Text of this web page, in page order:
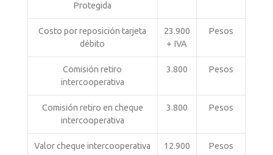
Protegida
Costo por reposición tarjeta
débito
23.900
+ IVA
Pesos
Comisión retiro
intercooperativa
3.800 Pesos
Comisión retiro en cheque
intercooperativa
3.800 Pesos
Valor cheque intercooperativa 12.900 Pesos